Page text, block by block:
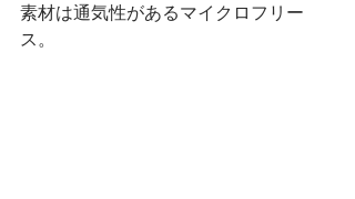
素材は通気性があるマイクロフリー
ス。